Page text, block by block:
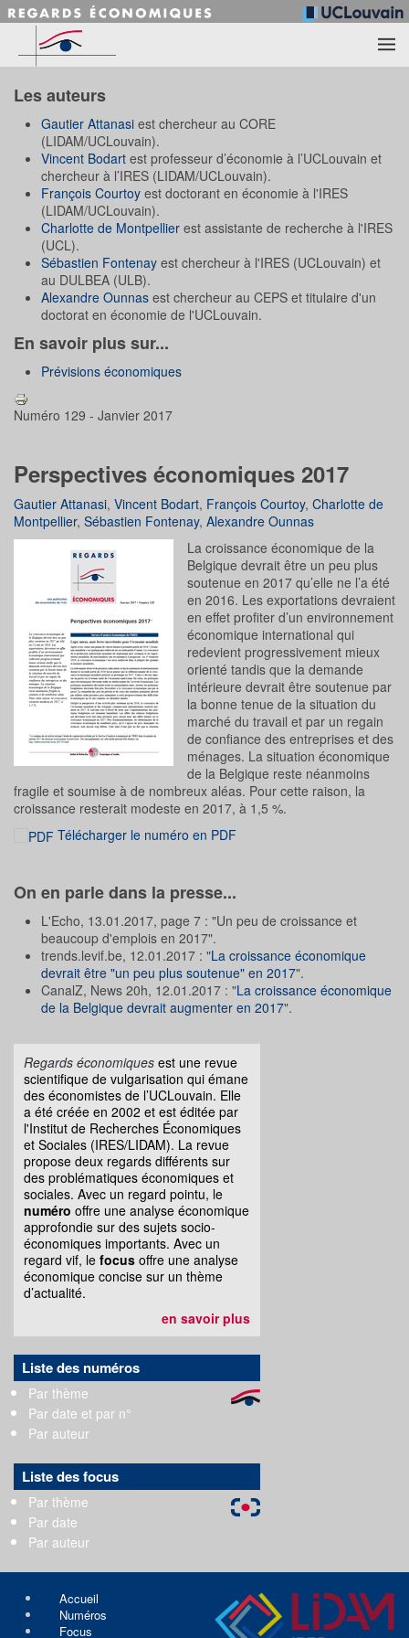
Accéder au contenu principal
Les auteurs
Gautier Attanasi est chercheur au CORE
(LIDAM/UCLouvain).
Vincent Bodart est professeur d’économie à l’UCLouvain et
chercheur à l’IRES (LIDAM/UCLouvain).
François Courtoy est doctorant en économie à l'IRES
(LIDAM/UCLouvain).
Charlotte de Montpellier est assistante de recherche à l'IRES
(UCL).
Sébastien Fontenay est chercheur à l'IRES (UCLouvain) et
au DULBEA (ULB).
Alexandre Ounnas est chercheur au CEPS et titulaire d'un
doctorat en économie de l'UCLouvain.
En savoir plus sur...
Prévisions économiques
Numéro 129 - Janvier 2017
Perspectives économiques 2017
Gautier Attanasi, Vincent Bodart, François Courtoy, Charlotte de
Montpellier, Sébastien Fontenay, Alexandre Ounnas
La croissance économique de la
Belgique devrait être un peu plus
soutenue en 2017 qu’elle ne l’a été
en 2016. Les exportations devraient
en effet profiter d’un environnement
économique international qui
redevient progressivement mieux
orienté tandis que la demande
intérieure devrait être soutenue par
la bonne tenue de la situation du
marché du travail et par un regain
de confiance des entreprises et des
ménages. La situation économique
de la Belgique reste néanmoins
fragile et soumise à de nombreux aléas. Pour cette raison, la
croissance resterait modeste en 2017, à 1,5 %.
Télécharger le numéro en PDF
On en parle dans la presse...
L'Echo, 13.01.2017, page 7 : "Un peu de croissance et
beaucoup d'emplois en 2017".
trends.levif.be, 12.01.2017 : "La croissance économique
devrait être "un peu plus soutenue" en 2017".
CanalZ, News 20h, 12.01.2017 : "La croissance économique
de la Belgique devrait augmenter en 2017".
Regards économiques est une revue
scientifique de vulgarisation qui émane
des économistes de l’UCLouvain. Elle
a été créée en 2002 et est éditée par
l'Institut de Recherches Économiques
et Sociales (IRES/LIDAM). La revue
propose deux regards différents sur
des problématiques économiques et
sociales. Avec un regard pointu, le
numéro offre une analyse économique
approfondie sur des sujets socio-
économiques importants. Avec un
regard vif, le focus offre une analyse
économique concise sur un thème
d’actualité.
en savoir plus
Liste des numéros
Par thème
Par date et par n°
Par auteur
Liste des focus
Par thème
Par date
Par auteur
Accueil
Numéros
Focus